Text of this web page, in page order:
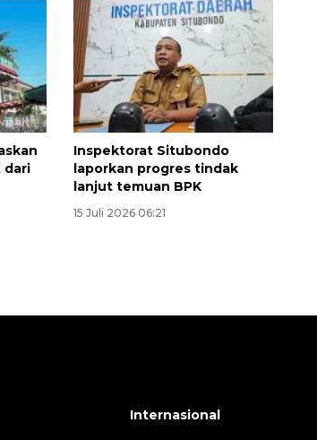
dari
Inspektorat Situbondo
laporkan progres tindak
lanjut temuan BPK
15 Juli 2026 06:21
Internasional